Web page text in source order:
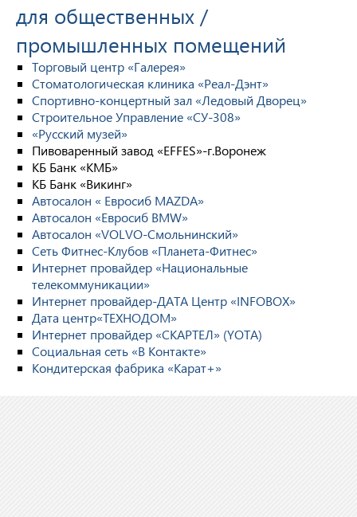
для общественных /
промышленных помещений
Торговый центр «Галерея»
Стоматологическая клиника «Реал-Дэнт»
Спортивно-концертный зал «Ледовый Дворец»
Строительное Управление «СУ-308»
«Русский музей»
Пивоваренный завод «EFFES»-г.Воронеж
КБ Банк «КМБ»
КБ Банк «Викинг»
Автосалон « Евросиб MAZDA»
Автосалон «Евросиб BMW»
Автосалон «VOLVO-Смольнинский»
Сеть Фитнес-Клубов «Планета-Фитнес»
Интернет провайдер «Национальные
телекоммуникации»
Интернет провайдер-ДАТА Центр «INFOBOX»
Дата центр«ТЕХНОДОМ»
Интернет провайдер «СКАРТЕЛ» (YOTA)
Социальная сеть «В Контакте»
Кондитерская фабрика «Карат+»